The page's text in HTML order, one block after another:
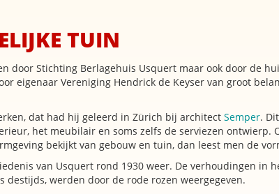
TUIN
door Stichting Berlagehuis Usquert maar ook door de
eigenaar Vereniging Hendrick de Keyser van groot
dat had hij geleerd in Zürich bij architect Semper.
het meubilair en soms zelfs de serviezen ontwierp.
bekijkt van gebouw en tuin, dan leest men de
van Usquert rond 1930 weer. De verhoudingen in
destijds, werden door de rode rozen weergegeven.